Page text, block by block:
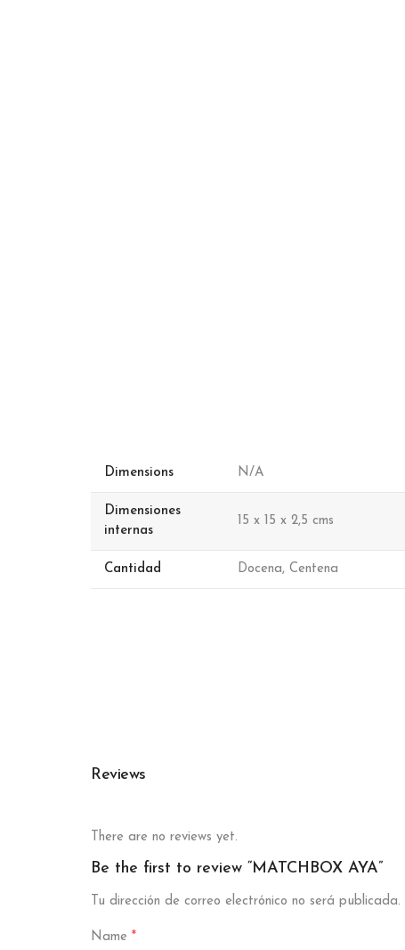
Dimensions N/A
Dimensiones
internas
15 x 15 x 2,5 cms
Cantidad Docena, Centena
Reviews
There are no reviews yet.
Be the first to review “MATCHBOX AYA”
Tu dirección de correo electrónico no será publicada.
Name *